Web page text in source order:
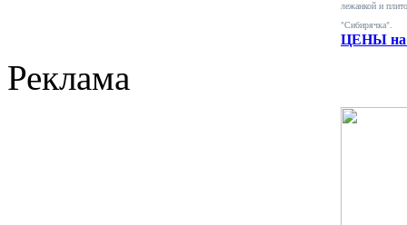
лежанкой и
"Сибирячка".
ЦЕНЫ на
Реклама